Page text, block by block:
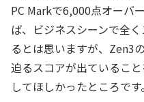
PC Markで6,000点オーバ
ば、ビジネスシーンで全
るとは思いますが、Zen3
迫るスコアが出ているこ
してほしかったところです。